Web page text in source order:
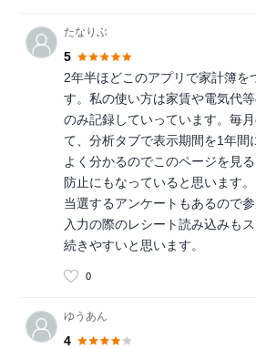
たなりぶ
5
2年半ほどこのアプリで家計簿を
す。私の使い方は家賃や電気代
のみ記録していっています。毎
て、分析タブで表示期間を1年間
よく分かるのでこのページを見
防止にもなっていると思います
当選するアンケートもあるので
入力の際のレシート読み込みも
続きやすいと思います。
0
ゆうあん
4